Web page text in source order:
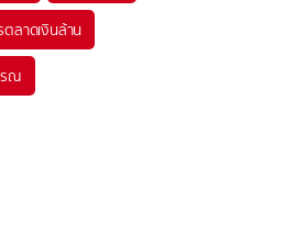
ตลาดเงินล้าน
ณ